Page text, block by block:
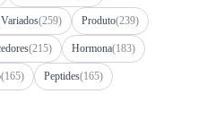
(259) Produto(239)
(215) Hormona(183)
(165) Peptides(165)